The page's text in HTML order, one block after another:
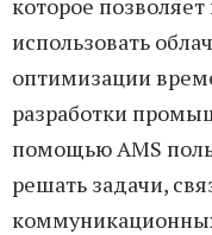
использовать
оптимизации
разработки
помощью AMS
решать задачи,